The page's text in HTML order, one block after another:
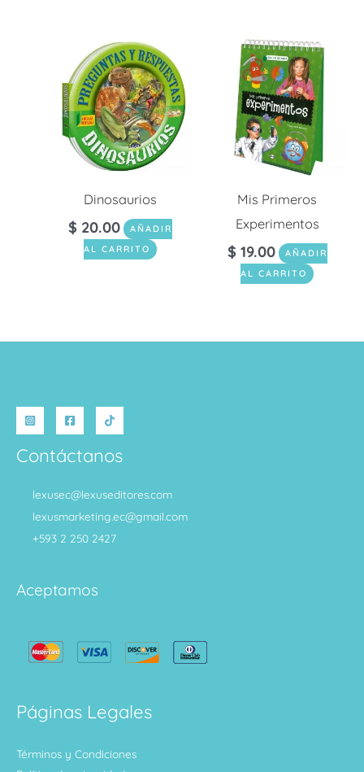
Dinosaurios
$ 20.00
AÑADIR
AL CARRITO
Mis Primeros
Experimentos
$ 19.00
AÑADIR
AL CARRITO
Contáctanos
lexusec@lexuseditores.com
lexusmarketing.ec@gmail.com
+593 2 250 2427
Aceptamos
Páginas Legales
Términos y Condiciones